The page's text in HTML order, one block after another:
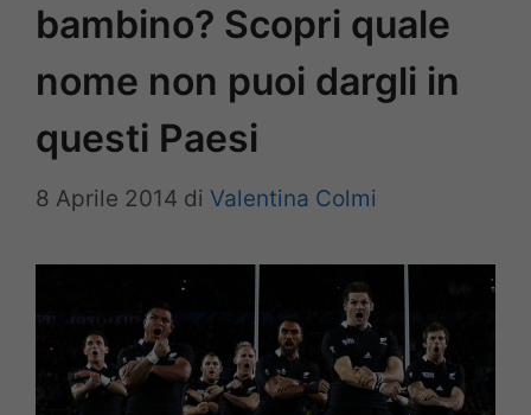
bambino? Scopri quale
nome non puoi dargli in
questi Paesi
8 Aprile 2014 di Valentina Colmi